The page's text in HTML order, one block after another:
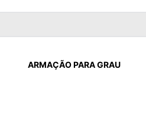
ARMAÇÃO PARA GRAU